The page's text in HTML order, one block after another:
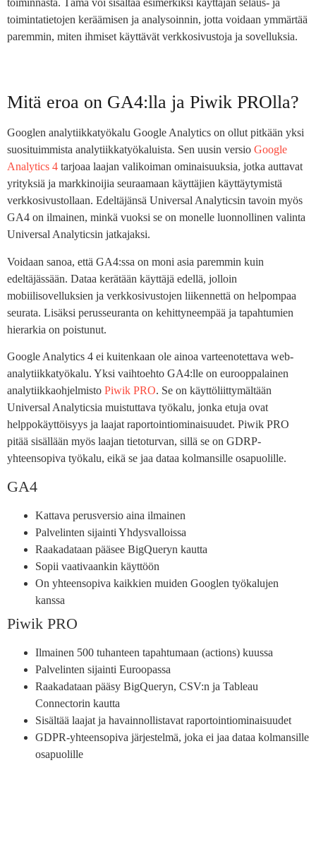
toiminnasta. Tämä voi sisältää esimerkiksi käyttäjän selaus- ja
toimintatietojen keräämisen ja analysoinnin, jotta voidaan ymmärtää
paremmin, miten ihmiset käyttävät verkkosivustoja ja sovelluksia.
Mitä eroa on GA4:lla ja Piwik PROlla?
Googlen analytiikkatyökalu Google Analytics on ollut pitkään yksi
suosituimmista analytiikkatyökaluista. Sen uusin versio Google
Analytics 4 tarjoaa laajan valikoiman ominaisuuksia, jotka auttavat
yrityksiä ja markkinoijia seuraamaan käyttäjien käyttäytymistä
verkkosivustollaan. Edeltäjänsä Universal Analyticsin tavoin myös
GA4 on ilmainen, minkä vuoksi se on monelle luonnollinen valinta
Universal Analyticsin jatkajaksi.
Voidaan sanoa, että GA4:ssa on moni asia paremmin kuin
edeltäjässään. Dataa kerätään käyttäjä edellä, jolloin
mobiilisovelluksien ja verkkosivustojen liikennettä on helpompaa
seurata. Lisäksi perusseuranta on kehittyneempää ja tapahtumien
hierarkia on poistunut.
Google Analytics 4 ei kuitenkaan ole ainoa varteenotettava web-
analytiikkatyökalu. Yksi vaihtoehto GA4:lle on eurooppalainen
analytiikkaohjelmisto Piwik PRO. Se on käyttöliittymältään
Universal Analyticsia muistuttava työkalu, jonka etuja ovat
helppokäyttöisyys ja laajat raportointiominaisuudet. Piwik PRO
pitää sisällään myös laajan tietoturvan, sillä se on GDRP-
yhteensopiva työkalu, eikä se jaa dataa kolmansille osapuolille.
GA4
Kattava perusversio aina ilmainen
Palvelinten sijainti Yhdysvalloissa
Raakadataan pääsee BigQueryn kautta
Sopii vaativaankin käyttöön
On yhteensopiva kaikkien muiden Googlen työkalujen
kanssa
Piwik PRO
Ilmainen 500 tuhanteen tapahtumaan (actions) kuussa
Palvelinten sijainti Euroopassa
Raakadataan pääsy BigQueryn, CSV:n ja Tableau
Connectorin kautta
Sisältää laajat ja havainnollistavat raportointiominaisuudet
GDPR-yhteensopiva järjestelmä, joka ei jaa dataa kolmansille
osapuolille